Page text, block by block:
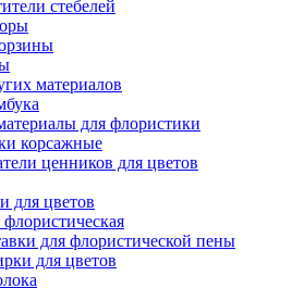
стебелей
материалов
для флористики
корсажные
ценников для цветов
для цветов
для флористической пены
для цветов